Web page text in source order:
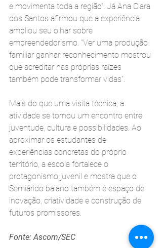
e movimenta toda a região”. Já Ana Clara
dos Santos afirmou que a experiência
ampliou seu olhar sobre
empreendedorismo. “Ver uma produção
familiar ganhar reconhecimento mostrou
que acreditar nas próprias raízes
também pode transformar vidas”.
Mais do que uma visita técnica, a
atividade se tornou um encontro entre
juventude, cultura e possibilidades. Ao
aproximar os estudantes de
experiências concretas do próprio
território, a escola fortalece o
protagonismo juvenil e mostra que o
Semiárido baiano também é espaço de
inovação, criatividade e construção de
futuros promissores.
Fonte: Ascom/SEC